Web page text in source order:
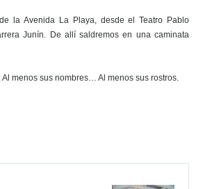
la Avenida La Playa, desde el Teatro Pablo
Junín. De allí saldremos en una caminata
Al menos sus nombres… Al menos sus rostros.